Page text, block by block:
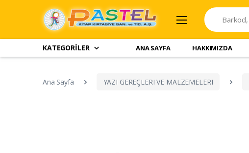
KATEGORİLER ANA SAYFA HAKKIMIZDA
Ana Sayfa YAZI GEREÇLERI VE MALZEMELERI